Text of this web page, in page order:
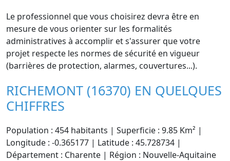
Le professionnel que vous choisirez devra être en
mesure de vous orienter sur les formalités
administratives à accomplir et s'assurer que votre
projet respecte les normes de sécurité en vigueur
(barrières de protection, alarmes, couvertures...).
RICHEMONT (16370) EN QUELQUES
CHIFFRES
Population : 454 habitants | Superficie : 9.85 Km² |
Longitude : -0.365177 | Latitude : 45.728734 |
Département : Charente | Région : Nouvelle-Aquitaine